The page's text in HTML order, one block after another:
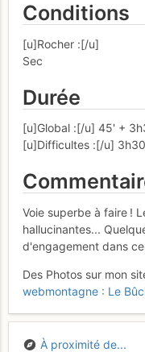
Conditions
[u]Rocher :[/u]
Sec
Durée
[u]Global :[/u] 45' +
[u]Difficultes :[/u] 3h30
Voie superbe à faire !
hallucinantes...
d'engagement dans
Des Photos sur mon
webmontagne : Le
À proximité de...